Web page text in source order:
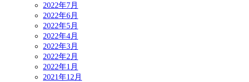
2022年7月
2022年6月
2022年5月
2022年4月
2022年3月
2022年2月
2022年1月
2021年12月